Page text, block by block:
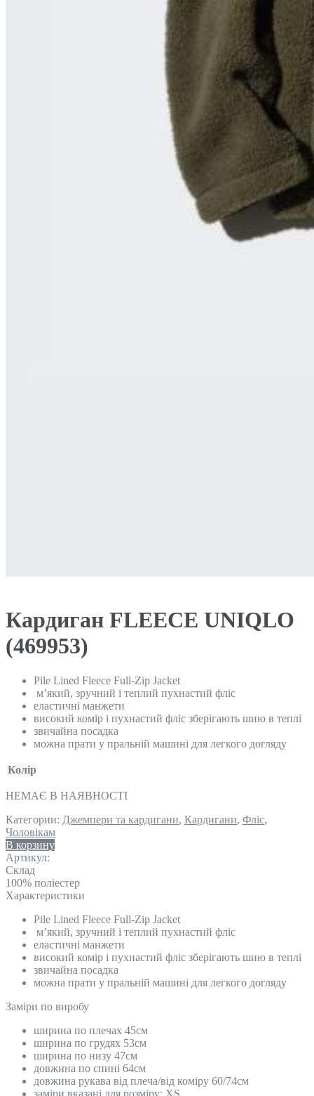
Кардиган FLEECE UNIQLO
(469953)
Pile Lined Fleece Full-Zip Jacket
м’який, зручний і теплий пухнастий фліс
еластичні манжети
високий комір і пухнастий фліс зберігають шию в теплі
звичайна посадка
можна прати у пральній машині для легкого догляду
Колір
НЕМАЄ В НАЯВНОСТІ
Категории: Джемпери та кардигани, Кардигани, Фліс,
Чоловікам
В корзину
Артикул:
Склад
100% поліестер
Характеристики
Pile Lined Fleece Full-Zip Jacket
м’який, зручний і теплий пухнастий фліс
еластичні манжети
високий комір і пухнастий фліс зберігають шию в теплі
звичайна посадка
можна прати у пральній машині для легкого догляду
Замiри по виробу
ширина по плечах 45см
ширина по грудях 53см
ширина по низу 47см
довжина по спині 64см
довжина рукава від плеча/від коміру 60/74см
заміри вказані для розміру: XS